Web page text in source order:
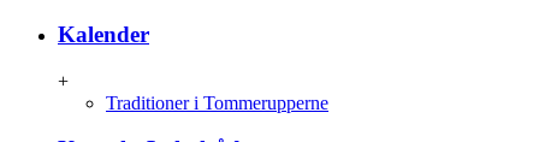
Kalender
+
Traditioner i Tommerupperne